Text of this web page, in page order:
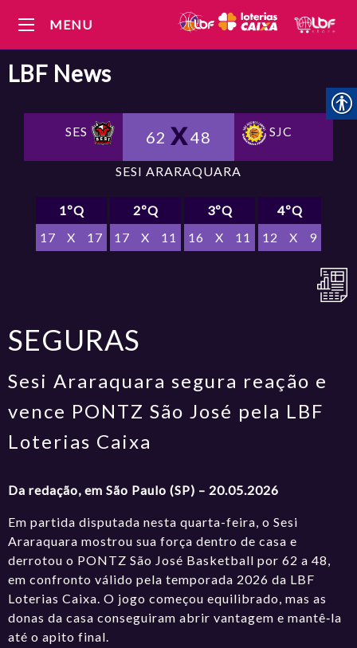
MENU
LBF News
SES 62 48 SJC
SESI ARARAQUARA
1ºQ
17
X 17
2ºQ
17
X 11
3ºQ
16
X 11
4ºQ
12
X 9
SEGURAS
Sesi Araraquara segura reação e
vence PONTZ São José pela LBF
Loterias Caixa
Da redação, em São Paulo (SP) – 20.05.2026
Em partida disputada nesta quarta-feira, o Sesi
Araraquara mostrou sua força dentro de casa e
derrotou o PONTZ São José Basketball por 62 a 48,
em confronto válido pela temporada 2026 da LBF
Loterias Caixa. O jogo começou equilibrado, mas as
donas da casa conseguiram abrir vantagem e mantê‑la
até o apito final.